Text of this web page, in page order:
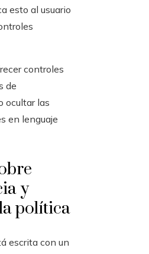
esto al usuario
controles
de
ocultar las
en lenguaje
y
política
escrita con un